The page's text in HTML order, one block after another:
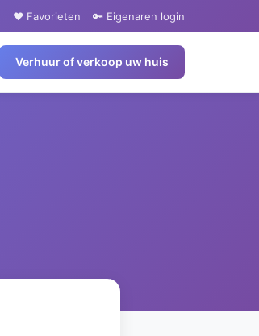
❤️ Favorieten 🔑 Eigenaren login
Verhuur of verkoop uw huis